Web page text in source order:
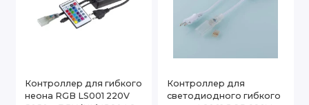
Контроллер для гибкого
неона RGB LS001 220V
Контроллер для
светодиодного гибкого